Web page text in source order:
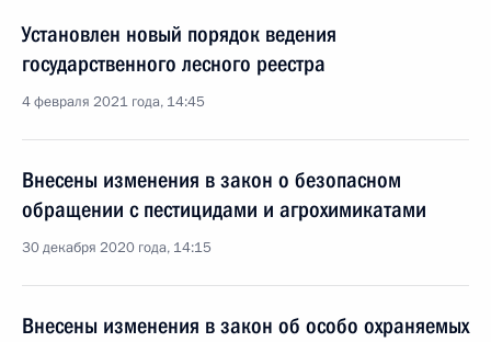
Установлен новый порядок ведения
государственного лесного реестра
4 февраля 2021 года, 14:45
Внесены изменения в закон о безопасном
обращении с пестицидами и агрохимикатами
30 декабря 2020 года, 14:15
Внесены изменения в закон об особо охраняемых